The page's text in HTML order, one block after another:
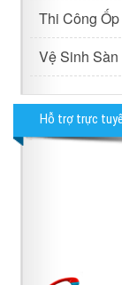
Thi Công
Vệ Sinh Sàn
Hỗ trợ trực